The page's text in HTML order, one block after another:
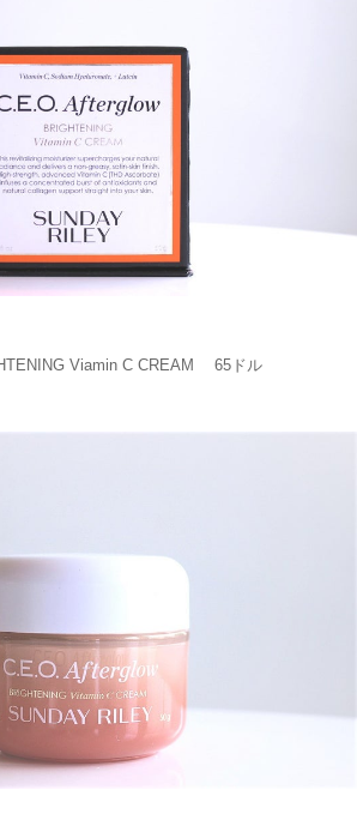
Viamin C CREAM 65ドル